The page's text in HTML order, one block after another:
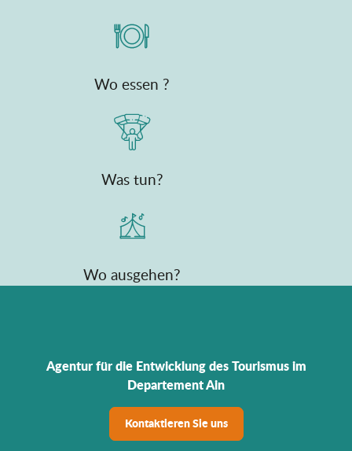
Wo essen ?
Was tun?
Wo ausgehen?
Agentur für die Entwicklung des Tourismus im
Departement Ain
Kontaktieren Sie uns